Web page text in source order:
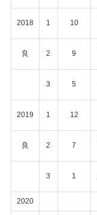
2018 1 10
良 2 9
3 5
2019 1 12
良 2 7
3 1
2020